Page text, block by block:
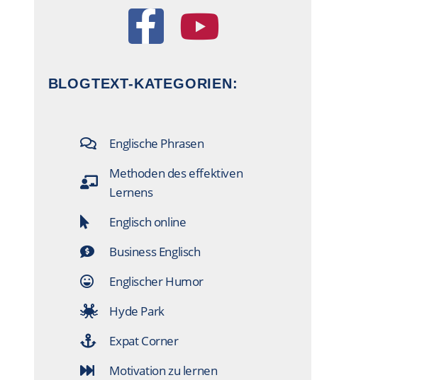
BLOGTEXT-KATEGORIEN:
Englische Phrasen
Methoden des effektiven
Lernens
Englisch online
Business Englisch
Englischer Humor
Hyde Park
Expat Corner
Motivation zu lernen